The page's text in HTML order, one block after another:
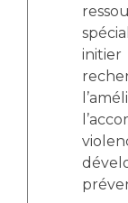
Maternité
Vos
La
Presse /
Dossiers de
Médiathèque
initier le